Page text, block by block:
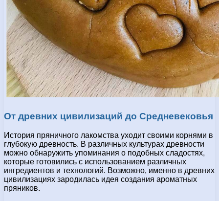
От древних цивилизаций до Средневековья
История пряничного лакомства уходит своими корнями в
глубокую древность. В различных культурах древности
можно обнаружить упоминания о подобных сладостях,
которые готовились с использованием различных
ингредиентов и технологий. Возможно, именно в древних
цивилизациях зародилась идея создания ароматных
пряников.